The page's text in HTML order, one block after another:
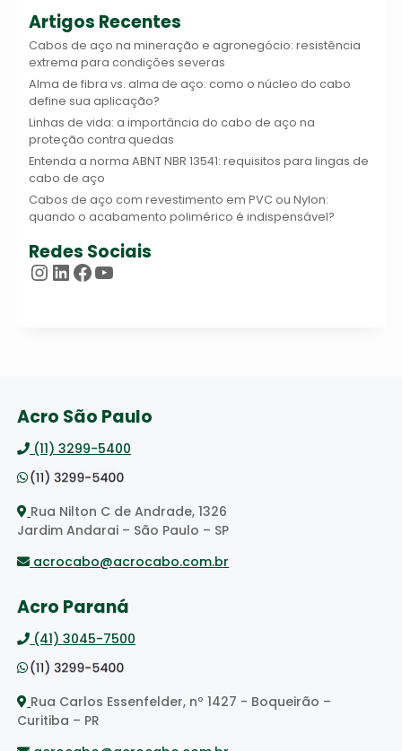
Artigos Recentes
Cabos de aço na mineração e agronegócio: resistência
extrema para condições severas
Alma de fibra vs. alma de aço: como o núcleo do cabo
define sua aplicação?
Linhas de vida: a importância do cabo de aço na
proteção contra quedas
Entenda a norma ABNT NBR 13541: requisitos para lingas de
cabo de aço
Cabos de aço com revestimento em PVC ou Nylon:
quando o acabamento polimérico é indispensável?
Redes Sociais
Instagram
LinkedIn
Facebook
Youtube
Acro São Paulo
(11) 3299-5400
Rua Nilton C de Andrade, 1326
Jardim Andarai – São Paulo – SP
acrocabo@acrocabo.com.br
Acro Paraná
(41) 3045-7500
Rua Carlos Essenfelder, nº 1427 - Boqueirão –
Curitiba – PR